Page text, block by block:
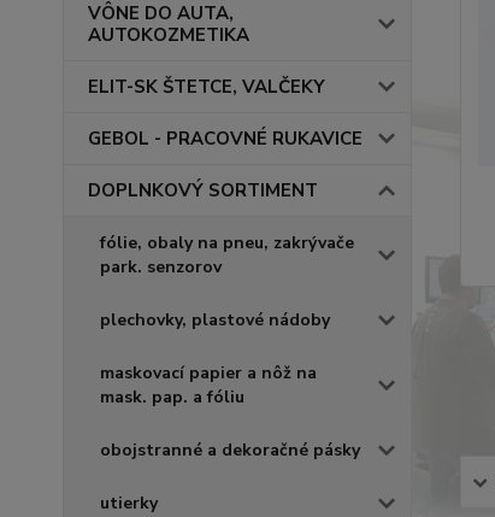
VÔNE DO AUTA,
AUTOKOZMETIKA
ELIT-SK ŠTETCE, VALČEKY
GEBOL - PRACOVNÉ RUKAVICE
DOPLNKOVÝ SORTIMENT
fólie, obaly na pneu, zakrývače
park. senzorov
plechovky, plastové nádoby
maskovací papier a nôž na
mask. pap. a fóliu
obojstranné a dekoračné pásky
utierky